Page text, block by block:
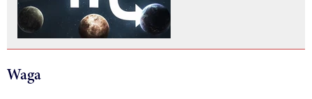
Waga